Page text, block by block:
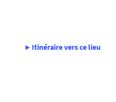
Itinéraire vers ce lieu